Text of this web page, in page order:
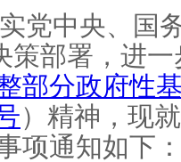
党中央、国
策部署，进
部分政府性
）精神，现
项通知如下